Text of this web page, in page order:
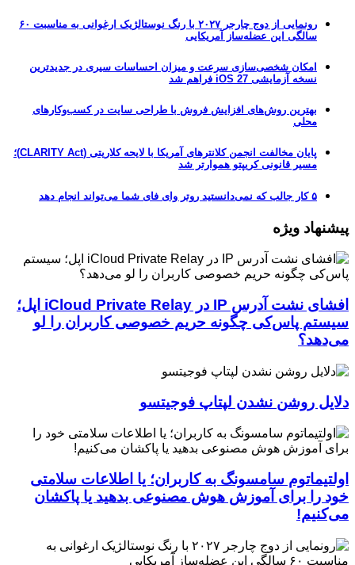
رونمایی از دوج چارجر ۲۰۲۷ با رنگ نوستالژیک ارغوانی به مناسبت ۶۰
سالگی این عضله‌ساز آمریکایی
امکان شخصی‌سازی سرعت و میزان احساسات سیری در جدیدترین
نسخه آزمایشی iOS 27 فراهم شد
بهترین روش‌های افزایش فروش با طراحی سایت در کسب‌وکارهای
محلی
پایان مخالفت انجمن کلانترهای آمریکا با لایحه کلاریتی (CLARITY Act)؛
مسیر قانونی کریپتو هموارتر شد
۵ کار جالب که نمی‌دانستید روتر وای فای شما می‌تواند انجام دهد
پیشنهاد ویژه
افشای نشت آدرس IP در iCloud Private Relay اپل؛
سیستم پاس‌کی چگونه حریم خصوصی کاربران را لو
می‌دهد؟
دلایل روشن نشدن لپتاپ فوجیتسو
اولتیماتوم سامسونگ به کاربران؛ یا اطلاعات سلامتی
خود را برای آموزش هوش مصنوعی بدهید یا پاکشان
می‌کنیم!